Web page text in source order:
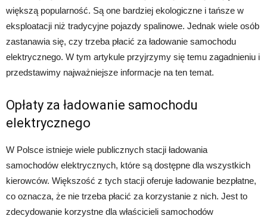
większą popularność. Są one bardziej ekologiczne i tańsze w
eksploatacji niż tradycyjne pojazdy spalinowe. Jednak wiele osób
zastanawia się, czy trzeba płacić za ładowanie samochodu
elektrycznego. W tym artykule przyjrzymy się temu zagadnieniu i
przedstawimy najważniejsze informacje na ten temat.
Opłaty za ładowanie samochodu
elektrycznego
W Polsce istnieje wiele publicznych stacji ładowania
samochodów elektrycznych, które są dostępne dla wszystkich
kierowców. Większość z tych stacji oferuje ładowanie bezpłatne,
co oznacza, że nie trzeba płacić za korzystanie z nich. Jest to
zdecydowanie korzystne dla właścicieli samochodów